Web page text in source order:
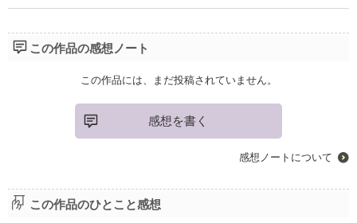
この作品の感想ノート
この作品には、まだ投稿されていません。
感想を書く
感想ノートについて
この作品のひとこと感想